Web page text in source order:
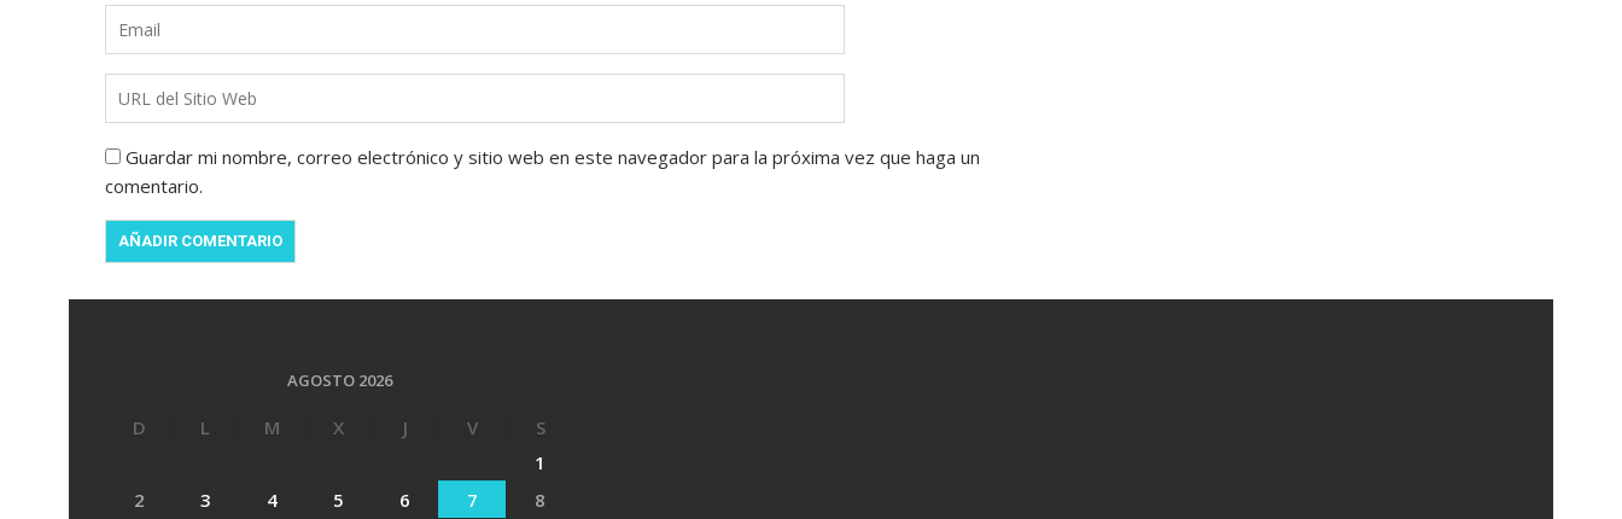
Guardar mi nombre, correo electrónico y sitio web en este navegador para la próxima vez que haga un
comentario.
AGOSTO 2026
D L M X J V
S
1
2
3 4 5 6 7 8